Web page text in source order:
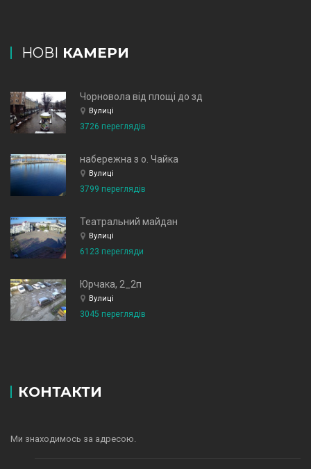
НОВІ КАМЕРИ
Чорновола від площі до зд
Вулиці
3726 переглядів
набережна з о. Чайка
Вулиці
3799 переглядів
Театральний майдан
Вулиці
6123 перегляди
Юрчака, 2_2п
Вулиці
3045 переглядів
КОНТАКТИ
Ми знаходимось за адресою.